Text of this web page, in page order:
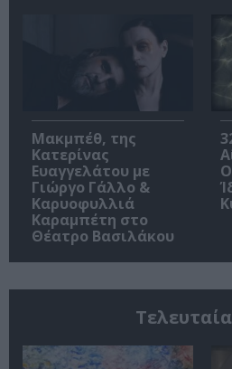
Μακμπέθ, της
Κατερίνας
Ευαγγελάτου με
Γιώργο Γάλλο &
Καρυοφυλλιά
Καραμπέτη στο
Θέατρο Βασιλάκου